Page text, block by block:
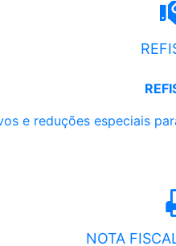
e reduções especiais
NOTA